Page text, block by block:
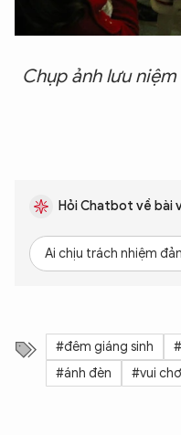
Chụp ảnh lưu
Hỏi Chatbot về bài
Ai chịu trách nhiệm
#đêm giáng sinh
#ánh đèn
#vui